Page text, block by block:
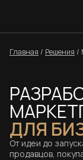
Главная / Решения /
ДЛЯ
От идеи до
продавцов,